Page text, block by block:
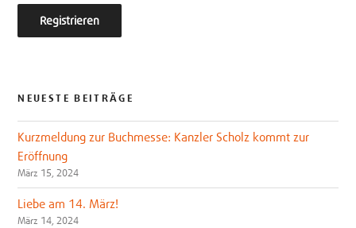
NEUESTE BEITRÄGE
Kurzmeldung zur Buchmesse: Kanzler Scholz kommt zur
Eröffnung
März 15, 2024
Liebe am 14. März!
März 14, 2024